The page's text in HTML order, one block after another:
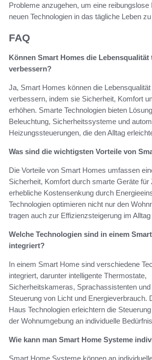
Probleme anzugehen, um eine reibungslose
neuen Technologien in das tägliche Leben
FAQ
Können Smart Homes die Lebensqualität
verbessern?
Ja, Smart Homes können die
verbessern, indem sie Sicherheit, Komfort
erhöhen. Smarte Technologien bieten
Beleuchtung, Sicherheitssysteme und
Heizungssteuerungen, die den Alltag
Was sind die wichtigsten Vorteile von
Die Vorteile von Smart Homes umfassen
Sicherheit, Komfort durch smarte Geräte für
erhebliche Kostensenkung durch
Technologien optimieren nicht nur den
tragen auch zur Effizienzsteigerung im Alltag
Welche Technologien sind in einem
integriert?
In einem Smart Home sind verschiedene
integriert, darunter intelligente Thermostate,
Sicherheitskameras, Sprachassistenten
Steuerung von Licht und Energieverbrauch.
Haus Technologien erleichtern die
der Wohnumgebung an individuelle
Wie kann man Smart Home Systeme